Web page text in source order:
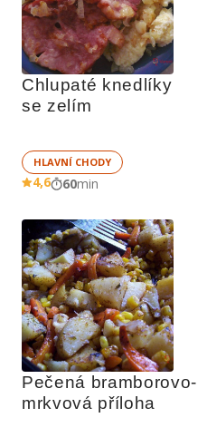
Chlupaté knedlíky
se zelím
HLAVNÍ CHODY
4,6 60min
Pečená bramborovo-
mrkvová příloha